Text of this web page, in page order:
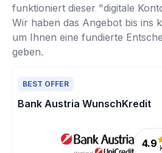
funktioniert dieser "digitale
Wir haben das Angebot bis ins
um Ihnen eine fundierte
geben.
BEST OFFER
Bank Austria WunschKredit
4.9